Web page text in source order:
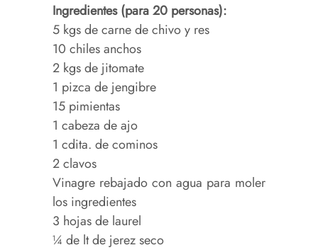
Ingredientes (para 20 personas):
5 kgs de carne de chivo y res
10 chiles anchos
2 kgs de jitomate
1 pizca de jengibre
15 pimientas
1 cabeza de ajo
1 cdita. de cominos
2 clavos
Vinagre rebajado con agua para moler
los ingredientes
3 hojas de laurel
¼ de lt de jerez seco